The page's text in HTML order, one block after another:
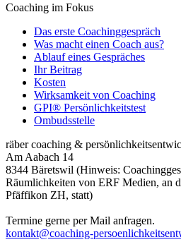
Coaching im Fokus
Das erste Coachinggespräch
Was macht einen Coach aus?
Ablauf eines Gespräches
Ihr Beitrag
Kosten
Wirksamkeit von Coaching
GPI® Persönlichkeitstest
Ombudsstelle
räber coaching &
Am Aabach 14
8344 Bäretswil (Hinweis:
Räumlichkeiten von ERF Medien, an
Pfäffikon ZH, statt)
Termine gerne per Mail anfragen.
kontakt@coaching-